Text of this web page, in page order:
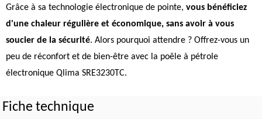
Grâce à sa technologie électronique de pointe, vous bénéficiez
d'une chaleur régulière et économique, sans avoir à vous
soucier de la sécurité. Alors pourquoi attendre ? Offrez-vous un
peu de réconfort et de bien-être avec la poêle à pétrole
électronique Qlima SRE3230TC.
Fiche technique